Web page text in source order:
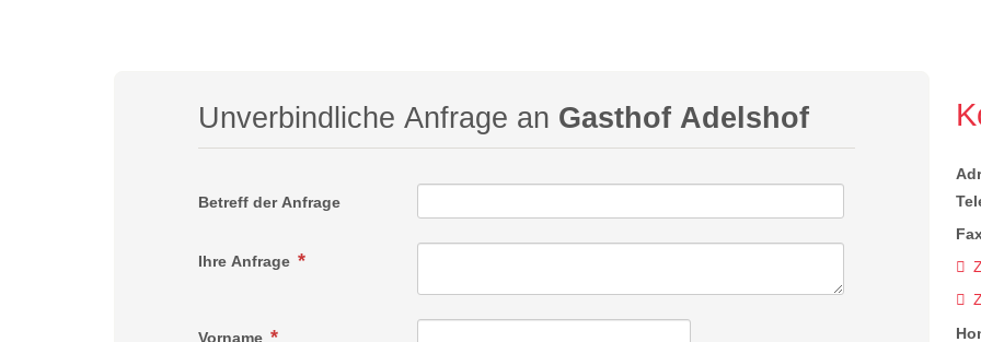
Unverbindliche Anfrage an Gasthof Adelshof
Betreff der Anfrage
Ihre Anfrage
Vorname